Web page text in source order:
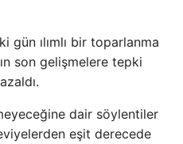
gün ılımlı bir toparlanma
son gelişmelere tepki
dair söylentiler
eşit derecede